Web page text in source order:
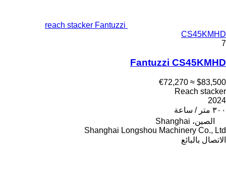
reach stacker Fantuzzi
CS45KMHD
7
Fantuzzi CS45KMHD
$83,500
≈ €72,270
Reach stacker
2024
٣٠٠ متر / ساعة
الصين، Shanghai
Shanghai Longshou Machinery Co., Ltd
الاتصال بالبائع